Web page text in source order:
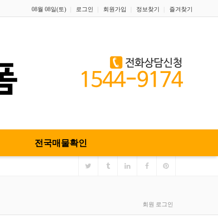
08월 08일(토) 로그인 회원가입 정보찾기 즐겨찾기
전국매물확인
회원 로그인